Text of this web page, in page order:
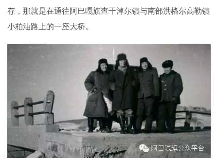
存，那就是在通往阿巴嘎旗查干淖尔镇与南部洪格尔高勒镇
小柏油路上的一座大桥。